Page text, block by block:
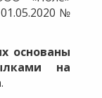
№
основаны
на
.